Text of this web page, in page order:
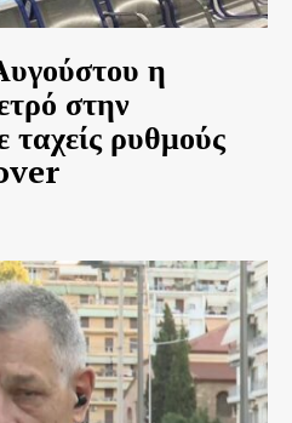
η
στην
ρυθμούς